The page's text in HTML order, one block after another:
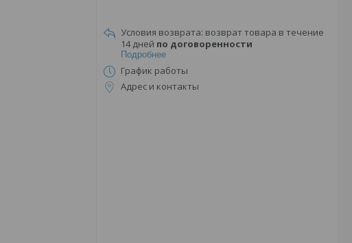
возврат товара в течение
14 дней по договоренности
Подробнее
График работы
Адрес и контакты